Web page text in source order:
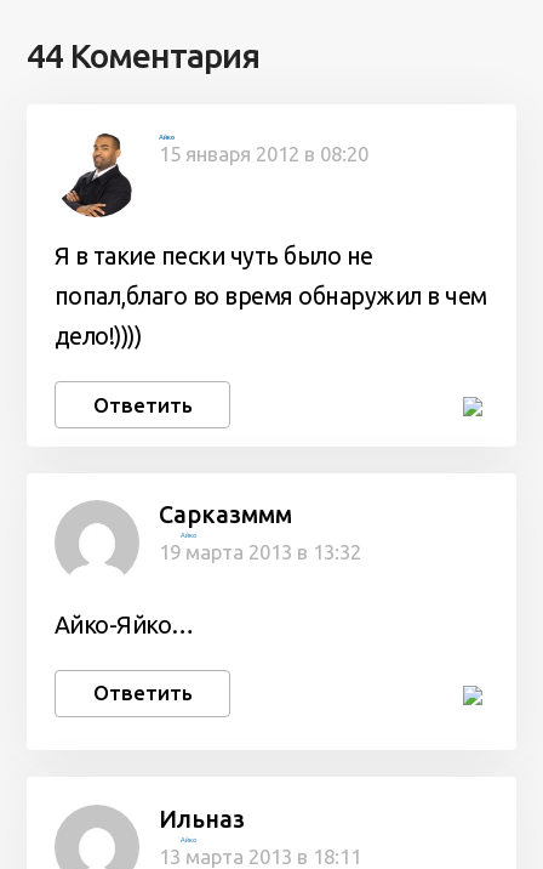
44 Коментария
Айко
15 января 2012 в 08:20
Я в такие пески чуть было не
попал,благо во время обнаружил в чем
дело!))))
Ответить
Сарказммм
Айко
19 марта 2013 в 13:32
Айко-Яйко…
Ответить
Ильназ
Айко
13 марта 2013 в 18:11